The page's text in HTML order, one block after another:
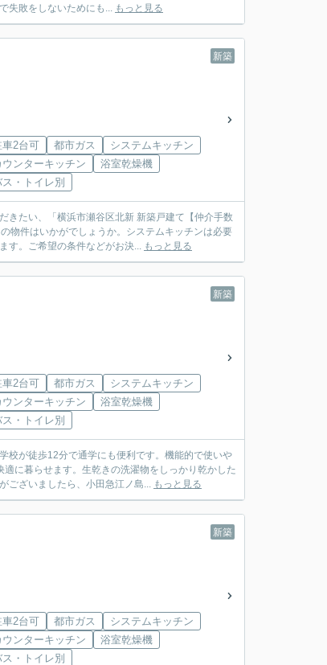
失敗をしないためにも... もっと見る
新築
車2台可 都市ガス
システムキッチン
ウンターキッチン
浴室乾燥機
ス・トイレ別
きたい、「横浜市瀬谷区北新 新築戸建て【仲介手数
物件はいかがでしょうか。システムキッチンは必要
す。ご希望の条件などがお決... もっと見る
新築
車2台可 都市ガス
システムキッチン
ウンターキッチン
浴室乾燥機
ス・トイレ別
校が徒歩12分で通学にも便利です。機能的で使いや
に暮らせます。生乾きの洗濯物をしっかり乾かした
ございましたら、小田急江ノ島... もっと見る
新築
車2台可 都市ガス
システムキッチン
ウンターキッチン
浴室乾燥機
ス・トイレ別